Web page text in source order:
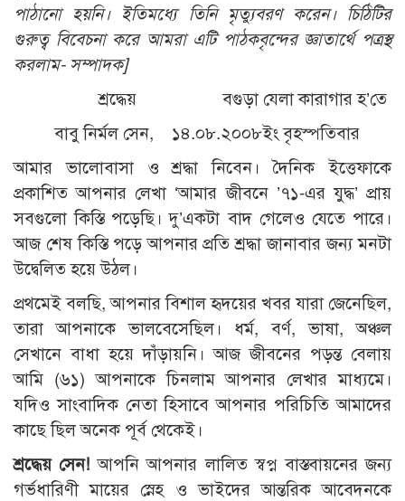
পাঠানো হয়নি। ইতিমধ্যে তিনি মৃত্যুবরণ করেন। চিঠিটির
গুরুত্ব বিবেচনা করে আমরা এটি পাঠকবৃন্দের জ্ঞাতার্থে পত্রস্থ
করলাম- সম্পাদক]
শ্রদ্ধেয় বগুড়া যেলা কারাগার হ’তে
বাবু নির্মল সেন, ১৪.০৮.২০০৮ইং বৃহস্পতিবার
আমার ভালোবাসা ও শ্রদ্ধা নিবেন। দৈনিক ইত্তেফাকে
প্রকাশিত আপনার লেখা ‘আমার জীবনে ’৭১-এর যুদ্ধ’ প্রায়
সবগুলো কিস্তি পড়েছি। দু’একটা বাদ গেলেও যেতে পারে।
আজ শেষ কিস্তি পড়ে আপনার প্রতি শ্রদ্ধা জানাবার জন্য মনটা
উদ্বেলিত হয়ে উঠল।
প্রথমেই বলছি, আপনার বিশাল হৃদয়ের খবর যারা জেনেছিল,
তারা আপনাকে ভালবেসেছিল। ধর্ম, বর্ণ, ভাষা, অঞ্চল
সেখানে বাধা হয়ে দাঁড়ায়নি। আজ জীবনের পড়ন্ত বেলায়
আমি (৬১) আপনাকে চিনলাম আপনার লেখার মাধ্যমে।
যদিও সাংবাদিক নেতা হিসাবে আপনার পরিচিতি আমাদের
কাছে ছিল অনেক পূর্ব থেকেই।
শ্রদ্ধেয় সেন! আপনি আপনার লালিত স্বপ্ন বাস্তবায়নের জন্য
গর্ভধারিণী মায়ের স্নেহ ও ভাইদের আন্তরিক আবেদনকে